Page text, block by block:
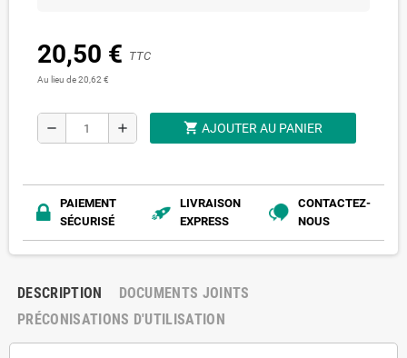
20,50 € TTC
Au lieu de 20,62 €
remove add shopping_cart AJOUTER AU PANIER
PAIEMENT
SÉCURISÉ
LIVRAISON
EXPRESS
CONTACTEZ-
NOUS
DESCRIPTION
DOCUMENTS JOINTS
PRÉCONISATIONS D'UTILISATION